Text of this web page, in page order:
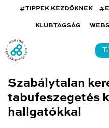
#TIPPEK KEZDŐKNEK
KLUBTAGSÁG
Szabálytalan
tabufeszegetés
hallgatókkal